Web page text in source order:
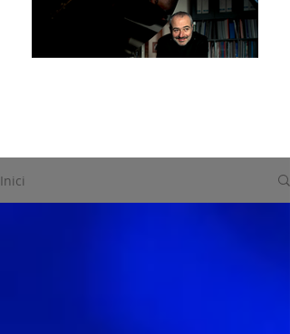
Inici